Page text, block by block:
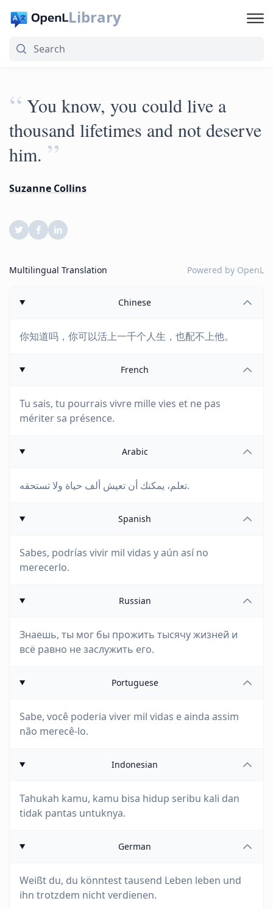
Library
“ You know, you could live a
thousand lifetimes and not deserve
him. ”
Suzanne Collins
Multilingual Translation Powered by OpenL
Chinese
你知道吗，你可以活上一千个人生，也配不上他。
French
Tu sais, tu pourrais vivre mille vies et ne pas
mériter sa présence.
Arabic
تعلم، يمكنك أن تعيش ألف حياة ولا تستحقه.
Spanish
Sabes, podrías vivir mil vidas y aún así no
merecerlo.
Russian
Знаешь, ты мог бы прожить тысячу жизней и
всё равно не заслужить его.
Portuguese
Sabe, você poderia viver mil vidas e ainda assim
não merecê-lo.
Indonesian
Tahukah kamu, kamu bisa hidup seribu kali dan
tidak pantas untuknya.
German
Weißt du, du könntest tausend Leben leben und
ihn trotzdem nicht verdienen.